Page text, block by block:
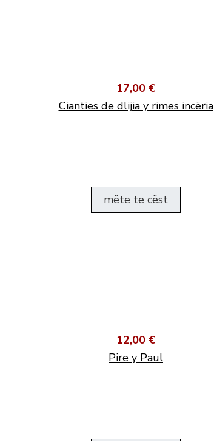
17,00 €
Cianties de dlijia y rimes incëria
mëte te cëst
12,00 €
Pire y Paul